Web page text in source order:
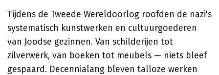
Tijdens de Tweede Wereldoorlog roofden de nazi's
systematisch kunstwerken en cultuurgoederen
van Joodse gezinnen. Van schilderijen tot
zilverwerk, van boeken tot meubels — niets bleef
gespaard. Decennialang bleven talloze werken